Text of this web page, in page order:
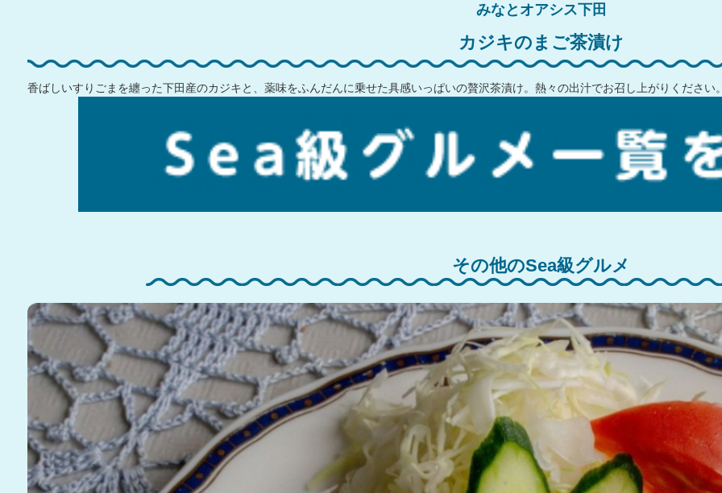
みなとオアシス下田
カジキのまご茶漬け
香ばしいすりごまを纏った下田産のカジキと、薬味をふんだんに乗せた具感いっぱいの贅沢茶漬け。熱々の出汁でお召し上がりください
その他のSea級グルメ